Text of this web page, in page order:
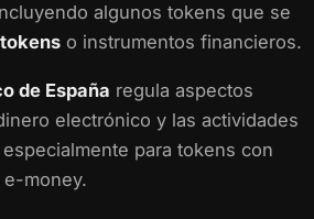
algunos tokens que se
o instrumentos financieros.
de España regula aspectos
electrónico y las actividades
para tokens con
money.